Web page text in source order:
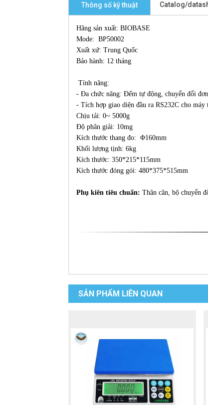
Thông số kỹ thuật Catalog/
Hãng sản xuất: BIOBASE
Mode: BP50002
Xuất xứ: Trung Quốc
Bảo hành: 12 tháng
Tính năng:
- Đa chức năng: Đếm tự động, chuyển đổi
- Tích hợp giao diện đầu ra RS232C cho máy
Chịu tải: 0~ 5000g
Độ phân giải: 10mg
Kích thước thang đo: Φ160mm
Khối lượng tịnh: 6kg
Kích thước: 350*215*115mm
Kích thước đóng gói: 480*375*515mm
Phụ kiên tiêu chuẩn: Thân cân, bộ chuyển
SẢN PHẨM LIÊN QUAN